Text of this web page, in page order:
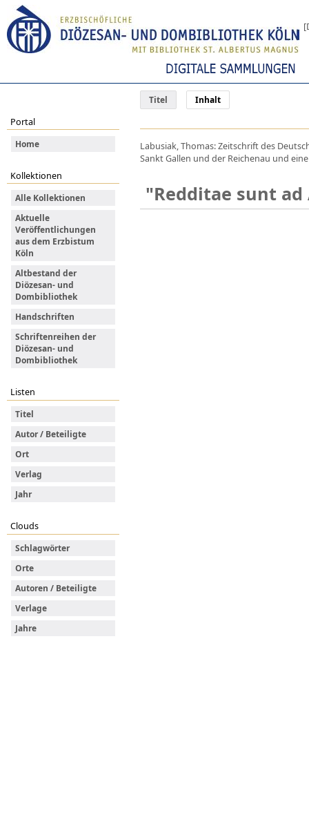
Titel Inhalt
Portal
Home
Kollektionen
Alle Kollektionen
Aktuelle
Veröffentlichungen
aus dem Erzbistum
Köln
Altbestand der
Diözesan- und
Dombibliothek
Handschriften
Schriftenreihen der
Diözesan- und
Dombibliothek
Listen
Titel
Autor / Beteiligte
Ort
Verlag
Jahr
Clouds
Schlagwörter
Orte
Autoren / Beteiligte
Verlage
Jahre
Labusiak, Thomas: Zeitschrift des
Sankt Gallen und der Reichenau und
"Redditae sunt